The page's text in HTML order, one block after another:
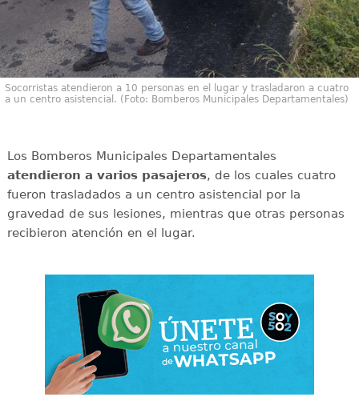
Socorristas atendieron a 10 personas en el lugar y trasladaron a cuatro
a un centro asistencial. (Foto: Bomberos Municipales Departamentales)
Los Bomberos Municipales Departamentales
atendieron a varios pasajeros, de los cuales cuatro
fueron trasladados a un centro asistencial por la
gravedad de sus lesiones, mientras que otras personas
recibieron atención en el lugar.